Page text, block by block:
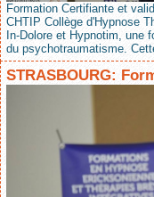
Formation Certifiante et
CHTIP Collège d'Hypnose
In-Dolore et Hypnotim, une
du psychotraumatisme.
STRASBOURG: